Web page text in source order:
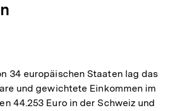
34 europäischen Staaten lag das
und gewichtete Einkommen im
44.253 Euro in der Schweiz und